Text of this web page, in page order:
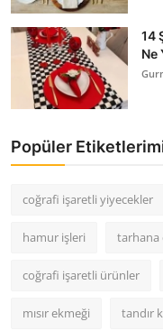
14
Ne
Popüler
coğrafi işaretli yiyecekler
hamur işleri tarhana
coğrafi işaretli ürünler
mısır ekmeği tandır